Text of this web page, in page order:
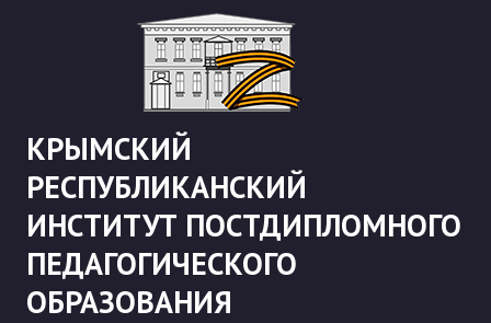
КРЫМСКИЙ
РЕСПУБЛИКАНСКИЙ
ИНСТИТУТ ПОСТДИПЛОМНОГО
ПЕДАГОГИЧЕСКОГО
ОБРАЗОВАНИЯ